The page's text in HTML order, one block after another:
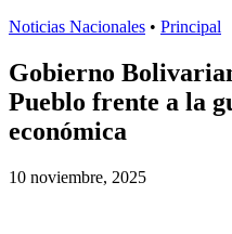
Noticias Nacionales • Principal
Gobierno
Pueblo frente a la
económica
10 noviembre, 2025